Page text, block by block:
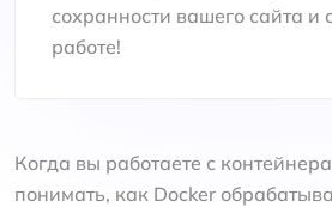
сохранности вашего сайта и
работе!
Когда вы работаете с
понимать, как Docker